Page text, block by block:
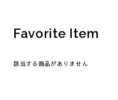
Favorite Item
該当する商品がありません